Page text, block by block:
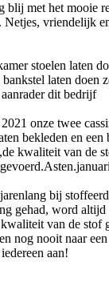
blij met het mooie
Netjes, vriendelijk
stoelen laten
laten doen
dit bedrijf
onze twee
bekleden en een
kwaliteit van de
bij
gehad, word altijd
van de stof
nog nooit naar
aan!